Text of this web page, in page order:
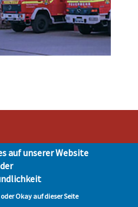
Str. 2 • 16540 Hohen Neuendorf •
528-0
| © Hohen-Neuendorf.de, Alle Rechte
nur mit unserer Genehmigung
auf unserer Website
Okay auf dieser Seite